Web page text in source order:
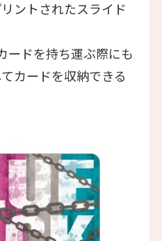
ントされたスライド
ードを持ち運ぶ際にも
カードを収納できる